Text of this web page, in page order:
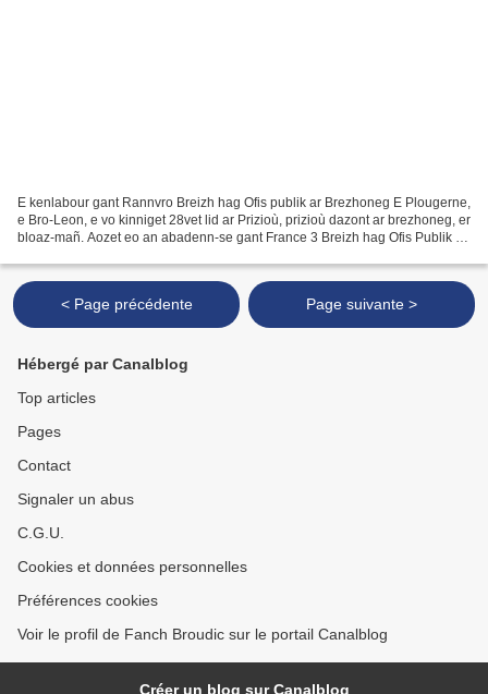
E kenlabour gant Rannvro Breizh hag Ofis publik ar Brezhoneg E Plougerne,
e Bro-Leon, e vo kinniget 28vet lid ar Prizioù, prizioù dazont ar brezhoneg, er
bloaz-mañ. Aozet eo an abadenn-se gant France 3 Breizh hag Ofis Publik ar
< Page précédente Page suivante >
Hébergé par Canalblog
Top articles
Pages
Contact
Signaler un abus
C.G.U.
Cookies et données personnelles
Préférences cookies
Voir le profil de Fanch Broudic sur le portail Canalblog
Créer un blog sur Canalblog